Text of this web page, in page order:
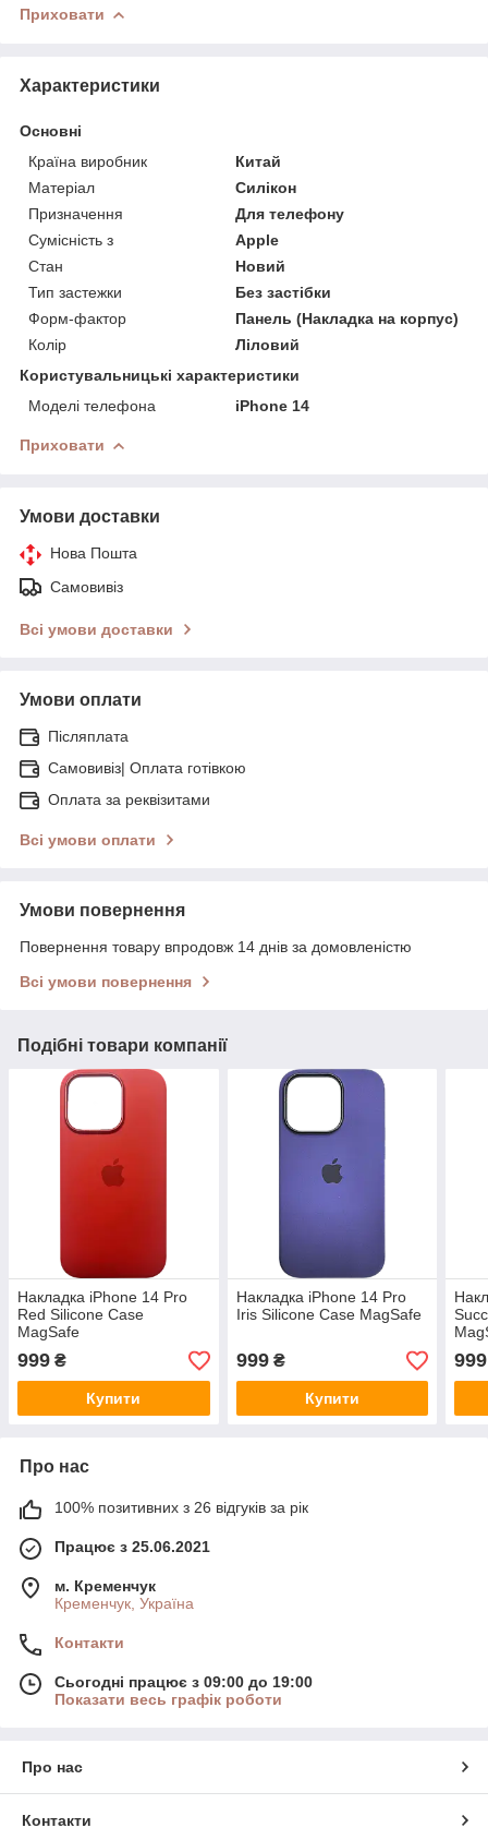
Приховати
Характеристики
Основні
Країна виробник
Китай
Матеріал
Силікон
Призначення
Для телефону
Сумісність з
Apple
Стан
Новий
Тип застежки
Без застібки
Форм-фактор
Панель (Накладка на корпус)
Колір
Ліловий
Користувальницькі характеристики
Моделі телефона
iPhone 14
Приховати
Умови доставки
Нова Пошта
Самовивіз
Всі умови доставки
Умови оплати
Післяплата
Самовивіз| Оплата готівкою
Оплата за реквізитами
Всі умови оплати
Умови повернення
Повернення товару впродовж 14 днів за домовленістю
Всі умови повернення
Подібні товари компанії
Накладка iPhone 14 Pro
Red Silicone Case
MagSafe
999 ₴
Купити
Накладка iPhone 14 Pro
Iris Silicone Case MagSafe
999₴
Купити
999
Про нас
100% позитивних з 26 відгуків за рік
Працює з 25.06.2021
м. Кременчук
Кременчук, Україна
Контакти
Сьогодні працює з 09:00 до 19:00
Показати весь графік роботи
Про нас
Контакти